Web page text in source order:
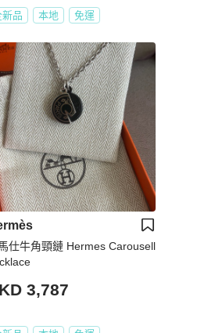
新品 本地 免運
仕牛角頸鏈 Hermes Carousell
3,787